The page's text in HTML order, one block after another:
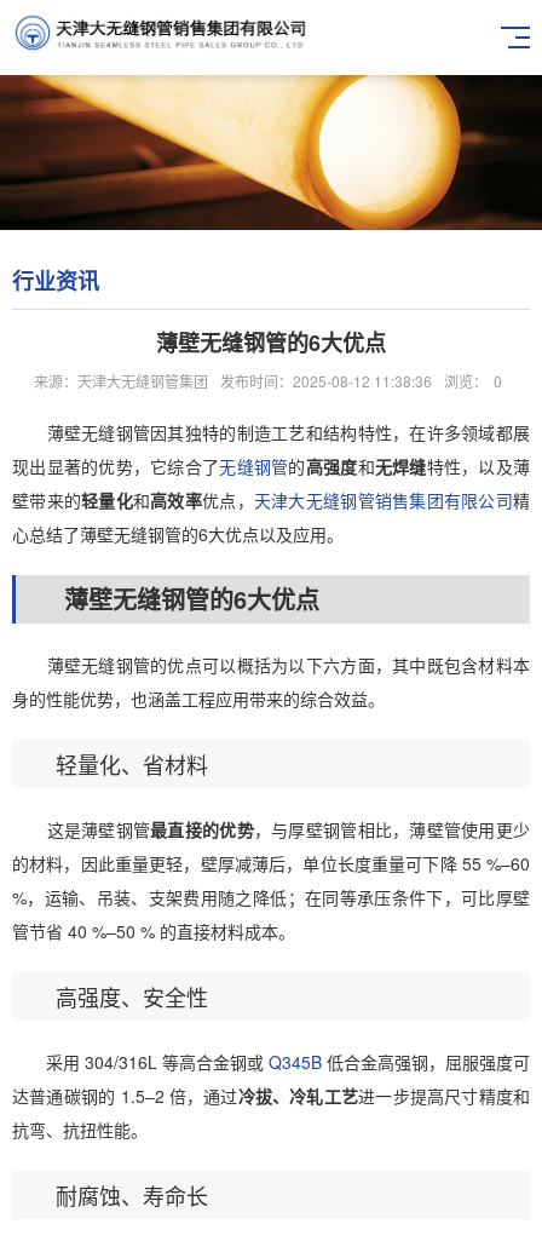
行业资讯
薄壁无缝钢管的6大优点
来源：天津大无缝钢管集团 发布时间：2025-08-12 11:38:36 浏览： 0
薄壁无缝钢管因其独特的制造工艺和结构特性，在许多领域都展
现出显著的优势，它综合了无缝钢管的高强度和无焊缝特性，以及薄
壁带来的轻量化和高效率优点， 天津大无缝钢管销售集团有限公司精
心总结了薄壁无缝钢管的6大优点以及应用。
薄壁无缝钢管的6大优点
薄壁无缝钢管的优点可以概括为以下六方面，其中既包含材料本
身的性能优势，也涵盖工程应用带来的综合效益。
轻量化、省材料
这是薄壁钢管最直接的优势，与厚壁钢管相比，薄壁管使用更少
的材料，因此重量更轻，壁厚减薄后，单位长度重量可下降 55 %–60
%，运输、吊装、支架费用随之降低；在同等承压条件下，可比厚壁
管节省 40 %–50 % 的直接材料成本。
高强度、安全性
采用 304/316L 等高合金钢或 Q345B 低合金高强钢，屈服强度可
达普通碳钢的 1.5–2 倍，通过冷拔、冷轧工艺进一步提高尺寸精度和
抗弯、抗扭性能。
耐腐蚀、寿命长